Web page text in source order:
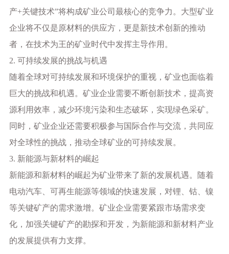
产+关键技术”将构成矿业公司最核心的竞争力。大型矿业
企业将不仅是原材料的供应方，更是新技术创新的推动
者，在技术为王的矿业时代中发挥主导作用。
2. 可持续发展的挑战与机遇
随着全球对可持续发展和环境保护的重视，矿业也面临着
巨大的挑战和机遇。矿业企业需要不断创新技术，提高资
源利用效率，减少环境污染和生态破坏，实现绿色采矿。
同时，矿业企业还需要积极参与国际合作与交流，共同应
对全球性的挑战，推动全球矿业的可持续发展。
3. 新能源与新材料的崛起
新能源和新材料的崛起为矿业带来了新的发展机遇。随着
电动汽车、可再生能源等领域的快速发展，对锂、钴、镍
等关键矿产的需求激增。矿业企业需要紧跟市场需求变
化，加强关键矿产的勘探和开发，为新能源和新材料产业
的发展提供有力支撑。